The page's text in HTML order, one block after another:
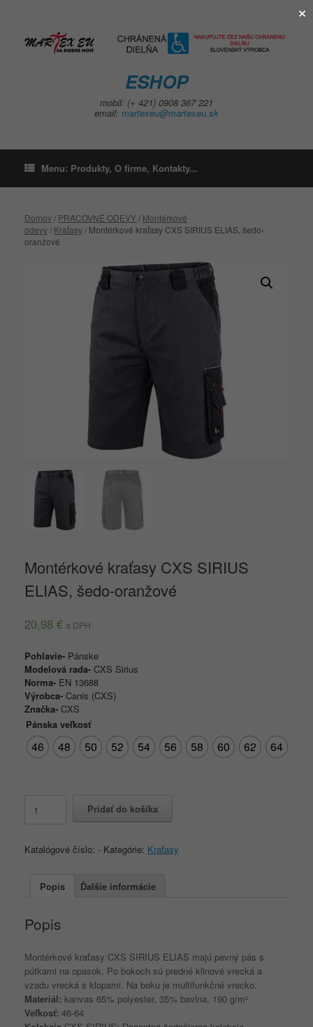
ESHOP
mobil: (+ 421) 0908 367 221
email: martexeu@martexeu.sk
Menu: Produkty, O firme, Kontakty...
Domov/ PRACOVNÉ ODEVY/ Montérkové
odevy/ Kraťasy/ Montérkové kraťasy CXS SIRIUS ELIAS, šedo-
oranžové
Montérkové kraťasy CXS SIRIUS
ELIAS, šedo-oranžové
20,98 € s DPH
Pohlavie- Pánske
Modelová rada- CXS Sirius
Norma- EN 13688
Výrobca- Canis (CXS)
Značka- CXS
Pánska veľkosť
46 48 50 52 54 56 58 60 62 64
Montérkové
SIRIUS
šedo-
oranžové
Pridať do košíka
Katalógové číslo: - Kategórie: Kraťasy
Popis Ďalšie informácie
Popis
Montérkové kraťasy CXS SIRIUS ELIAS majú pevný pás s
pútkami na opasok. Po bokoch sú predné klinové vrecká a
vzadu vrecká s klopami. Na boku je multifunkčné vrecko.
Materiál: kanvas 65% polyester, 35% bavlna, 190 g/m²
Veľkosť: 46-64
×